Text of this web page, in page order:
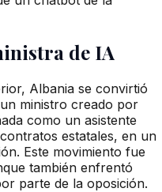
de IA
Albania se convirtió
ministro creado por
como un asistente
estatales, en un
Este movimiento fue
también enfrentó
parte de la oposición.